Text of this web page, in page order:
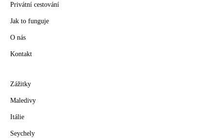
Privátní cestování
Jak to funguje
O nás
Kontakt
Zážitky
Maledivy
Itálie
Seychely